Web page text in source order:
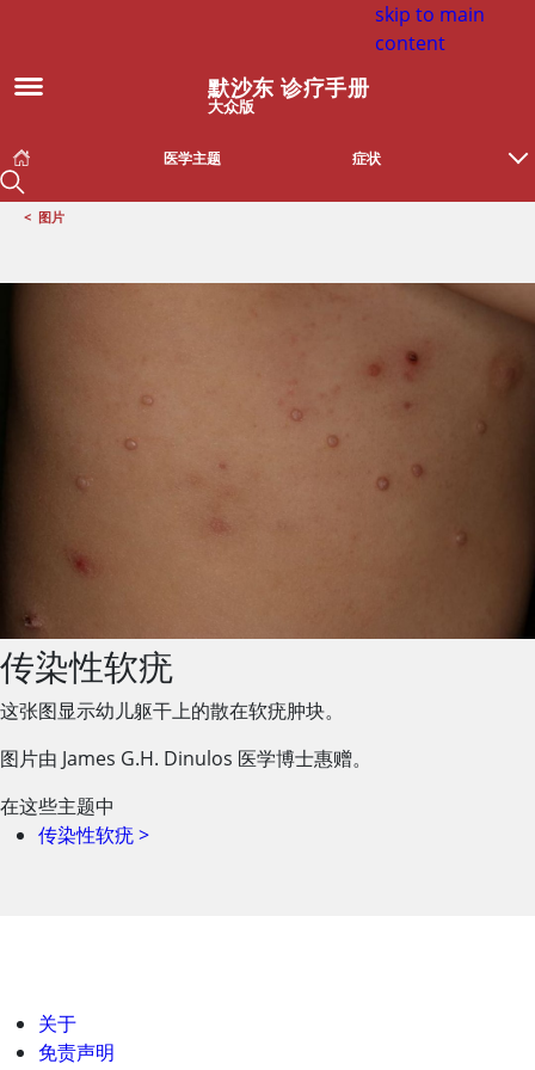
skip to main
content
默沙东 诊疗手册
大众版
医学主题 症状
< 图片
传染性软疣
这张图显示幼儿躯干上的散在软疣肿块。
图片由 James G.H. Dinulos 医学博士惠赠。
在这些主题中
传染性软疣>
关于
免责声明